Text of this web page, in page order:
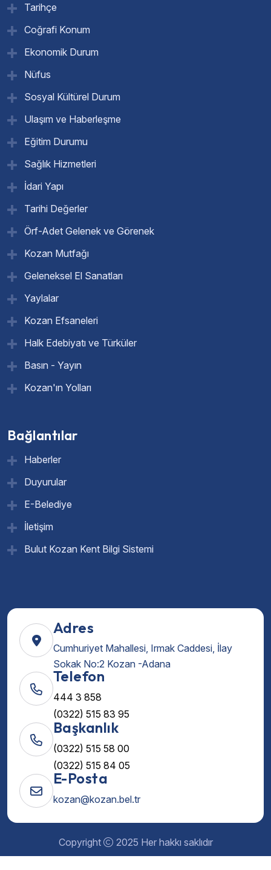
Tarihçe
Coğrafi Konum
Ekonomik Durum
Nüfus
Sosyal Kültürel Durum
Ulaşım ve Haberleşme
Eğitim Durumu
Sağlık Hizmetleri
İdari Yapı
Tarihi Değerler
Örf-Adet Gelenek ve Görenek
Kozan Mutfağı
Geleneksel El Sanatları
Yaylalar
Kozan Efsaneleri
Halk Edebiyatı ve Türküler
Basın - Yayın
Kozan'ın Yolları
Bağlantılar
Haberler
Duyurular
E-Belediye
İletişim
Bulut Kozan Kent Bilgi Sistemi
Adres
Cumhuriyet Mahallesi, Irmak Caddesi, İlay
Sokak No:2 Kozan -Adana
Telefon
444 3 858
(0322) 515 83 95
Başkanlık
(0322) 515 58 00
(0322) 515 84 05
E-Posta
kozan@kozan.bel.tr
Copyright 2025 Her hakkı saklıdır